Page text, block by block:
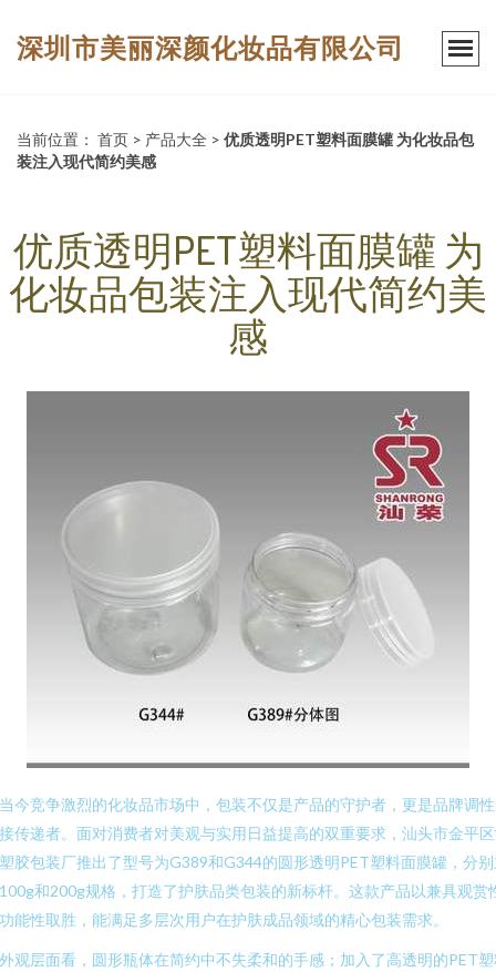
深圳市美丽深颜化妆品有限公司
当前位置： 首页 > 产品大全 > 优质透明PET塑料面膜罐 为化妆品包
装注入现代简约美感
优质透明PET塑料面膜罐 为
化妆品包装注入现代简约美
感
今竞争激烈的化妆品市场中，包装不仅是产品的守护者，更是品牌调
传递者。面对消费者对美观与实用日益提高的双重要求，汕头市金平
胶包装厂推出了型号为G389和G344的圆形透明PET塑料面膜罐，分
和200g规格，打造了护肤品类包装的新标杆。这款产品以兼具观赏
能性取胜，能满足多层次用户在护肤成品领域的精心包装需求。
观层面看，圆形瓶体在简约中不失柔和的手感；加入了高透明的PET